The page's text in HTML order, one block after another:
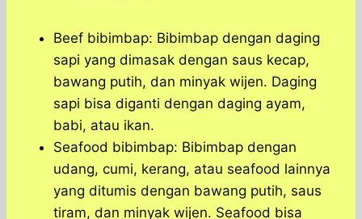
Beef bibimbap: Bibimbap dengan daging
sapi yang dimasak dengan saus kecap,
bawang putih, dan minyak wijen. Daging
sapi bisa diganti dengan daging ayam,
babi, atau ikan.
Seafood bibimbap: Bibimbap dengan
udang, cumi, kerang, atau seafood lainnya
yang ditumis dengan bawang putih, saus
tiram, dan minyak wijen. Seafood bisa